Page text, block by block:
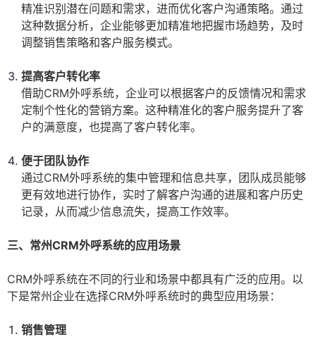
精准识别潜在问题和需求，进而优化客户沟通策略。通过
这种数据分析，企业能够更加精准地把握市场趋势，及时
调整销售策略和客户服务模式。
提高客户转化率
借助CRM外呼系统，企业可以根据客户的反馈情况和需求
定制个性化的营销方案。这种精准化的客户服务提升了客
户的满意度，也提高了客户转化率。
便于团队协作
通过CRM外呼系统的集中管理和信息共享，团队成员能够
更有效地进行协作，实时了解客户沟通的进展和客户历史
记录，从而减少信息流失，提高工作效率。
三、常州CRM外呼系统的应用场景
CRM外呼系统在不同的行业和场景中都具有广泛的应用。以
下是常州企业在选择CRM外呼系统时的典型应用场景：
销售管理